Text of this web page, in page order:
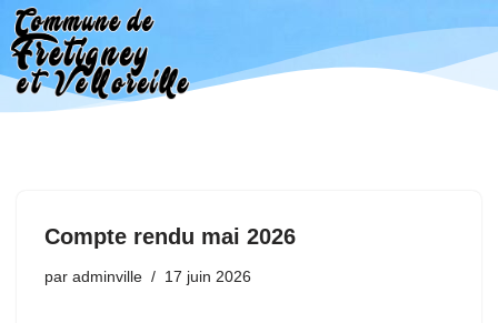
Aller
au
contenu
Compte rendu mai 2026
par adminville 17 juin 2026